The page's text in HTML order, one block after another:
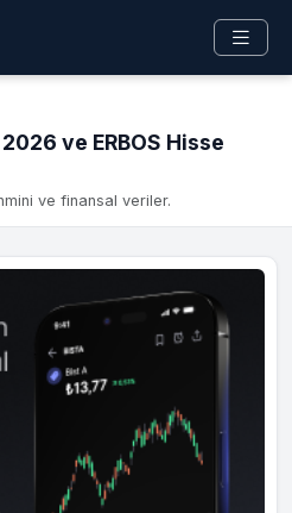
ve ERBOS Hisse
ve finansal veriler.